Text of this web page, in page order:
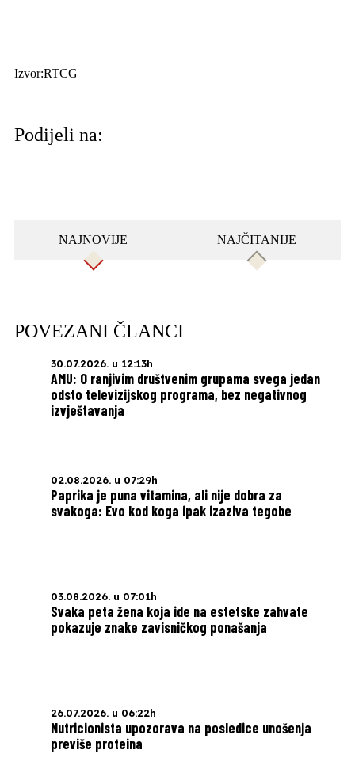
Izvor:RTCG
Podijeli na:
NAJNOVIJE NAJČITANIJE
POVEZANI ČLANCI
30.07.2026. u 12:13h
AMU: O ranjivim društvenim grupama svega jedan
odsto televizijskog programa, bez negativnog
izvještavanja
02.08.2026. u 07:29h
Paprika je puna vitamina, ali nije dobra za
svakoga: Evo kod koga ipak izaziva tegobe
03.08.2026. u 07:01h
Svaka peta žena koja ide na estetske zahvate
pokazuje znake zavisničkog ponašanja
26.07.2026. u 06:22h
Nutricionista upozorava na posledice unošenja
previše proteina